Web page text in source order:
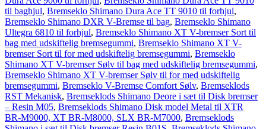
til baghjul, Bremseklo Shimano Dura Ace TT 9010 til forhjul,
Bremseklo Shimano DXR V-Bremse til bag, Bremseklo Shimano
Ultegra 6810 til forhjul, Bremseklo Shimano XT V-bremser Sort til
bag med udskiftelig bremsegummi, Bremseklo Shimano XT V-
bremser Sort til for med udskiftelig bremsegummi, Bremseklo
Shimano XT V-bremser Sølv til bag med udskiftelig bremsegummi,
Bremseklo Shimano XT V-bremser Sølv til for med udskiftelig
bremsegummi, Bremseklo V-Bremse Comfort Sølv, Bremseklods
RST Mekanisk, Bremseklods Shimano Deore i sæt til Disk bremser
– Resin M05, Bremseklods Shimano Disk model Metal til XTR
BR-M9000, XT BR-M8000, SLX BR-M7000, Bremseklods